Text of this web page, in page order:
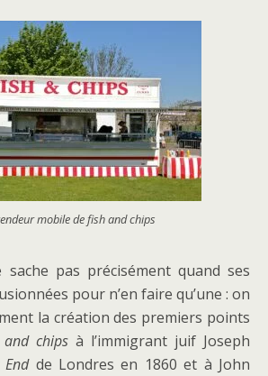
mobile de fish and chips
sache pas précisément quand ses
pour n’en faire qu’une : on
la création des premiers points
chips à l’immigrant juif Joseph
Endde Londres en 1860 et à John